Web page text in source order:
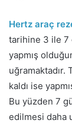
Hertz araç
tarihine 3 ile 7
yapmış
uğramaktadır.
kaldı ise
Bu yüzden 7
edilmesi daha